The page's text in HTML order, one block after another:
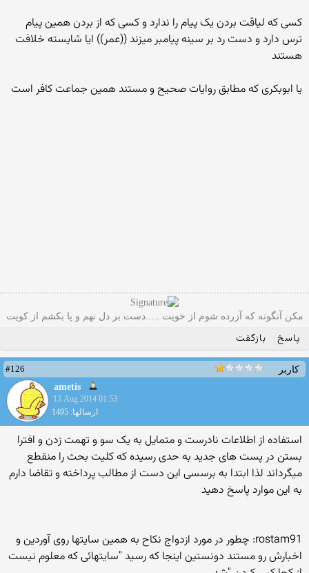
کسی که لیاقت بردن یک پیام را ندارد و کسی که از بردن همین پیام
ترس دارد و دست رد بر سینه پیامبر میزند ((عمر)) ایا شایسته خلافت
هستند
یا ابوبکری که مطابق روایات صحیح و مستند همین جماعت کافر است
مکن آنگونه که آزرده شوم از خویت .....دست بر دل نهم و پا بکشم از کویت
پاسخ بازگفت
کاربر
#126
ametis
13 Aug 2014 01:53
ارسالها: 1495
استفاده از اطلاعات نادرست و متمایل به یک سو و تهمت زدن و افترا
بستن در پست های جدید به حدی رسیده که کلیت بحث را منقطع
میگرداند لذا ابتدا به برسسی این دست از مطالب پرداخته و تقاضا دارم
به این موارد پاسخ دهید
rostam91: چطور در مورد ازدواج نکاح به همین سایتها روی آوردین و
اخبارش رو مستند دونستین اینجا که رسید "سایتهائی که معلوم نیست